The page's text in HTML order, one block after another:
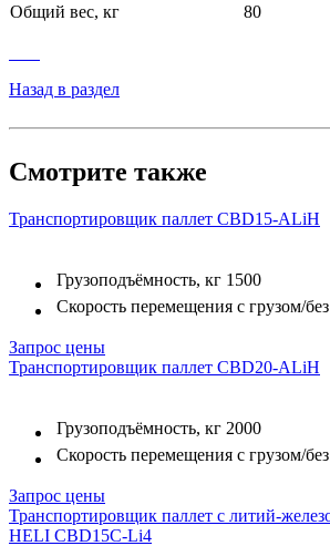
Общий вес, кг
80
Назад в раздел
Смотрите также
Транспортировщик паллет CBD15-ALiH
Грузоподъёмность, кг 1500
Скорость перемещения с грузом/
Запрос цены
Транспортировщик паллет CBD20-ALiH
Грузоподъёмность, кг 2000
Скорость перемещения с грузом/
Запрос цены
Транспортировщик паллет с литий-
HELI CBD15C-Li4